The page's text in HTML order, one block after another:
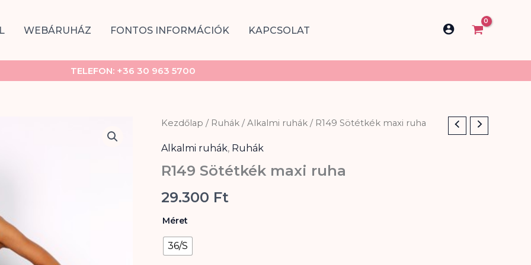
WEBÁRUHÁZ FONTOS INFORMÁCIÓK KAPCSOLAT
TELEFON: +36 30 963 5700
Kezdőlap / Ruhák /Alkalmi ruhák / R149 Sötétkék maxi ruha
Alkalmi ruhák, Ruhák
R149 Sötétkék maxi ruha
29.300 Ft
Méret
36/S
R149
maxi
mennyiség